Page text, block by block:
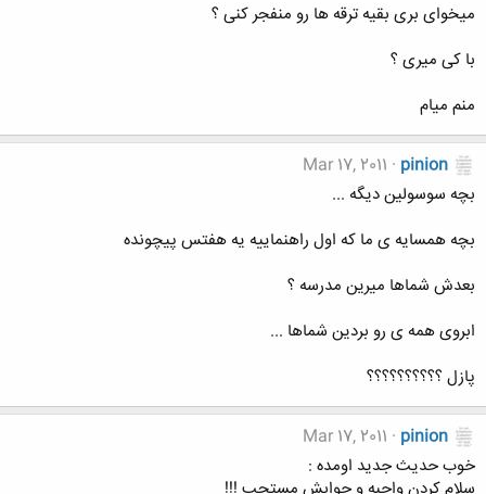
میخوای بری بقیه ترقه ها رو منفجر کنی ؟
با کی میری ؟
منم میام
pinion
Mar 17, 2011
بچه سوسولین دیگه ...
بچه همسایه ی ما که اول راهنماییه یه هفتس پیچونده
بعدش شماها میرین مدرسه ؟
ابروی همه ی رو بردین شماها ...
پازل ؟؟؟؟؟؟؟؟؟؟
pinion
Mar 17, 2011
خوب حدیث جدید اومده :